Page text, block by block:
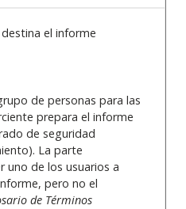
el informe
de personas para las
prepara el informe
de seguridad
La parte
uno de los usuarios a
pero no el
de Términos